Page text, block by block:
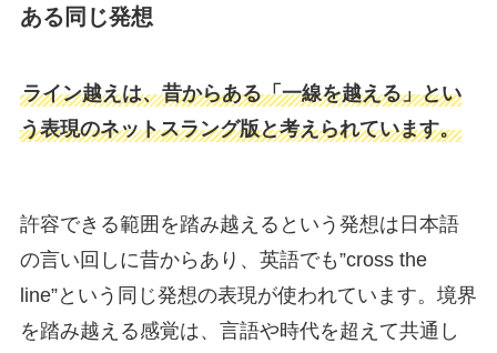
ある同じ発想
ライン越えは、昔からある「一線を越える」とい
う表現のネットスラング版と考えられています。
許容できる範囲を踏み越えるという発想は日本語
の言い回しに昔からあり、英語でも”cross the
line”という同じ発想の表現が使われています。境界
を踏み越える感覚は、言語や時代を超えて共通し